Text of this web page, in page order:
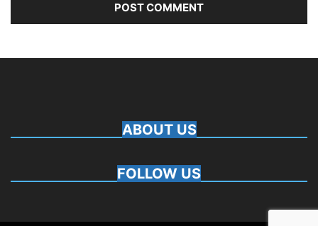
ABOUT US
FOLLOW US